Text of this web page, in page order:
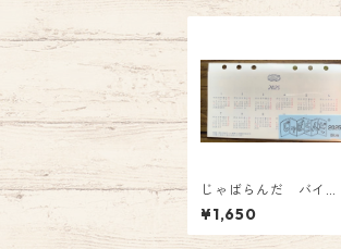
じゃばらんだ バイブ
ル 2026年版 じゃ
ばら型システム手帳リ
フィル カレンダー
¥1,650